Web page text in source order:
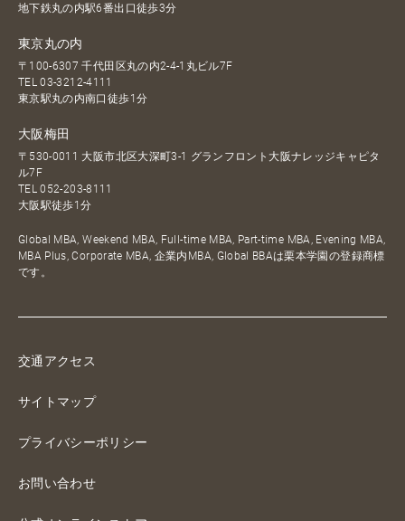
地下鉄丸の内駅6番出口徒歩3分
東京丸の内
〒100-6307 千代田区丸の内2-4-1丸ビル7F
TEL03-3212-4111
東京駅丸の内南口徒歩1分
大阪梅田
〒530-0011 大阪市北区大深町3-1 グランフロント大阪ナレッジキャピタ
ル7F
TEL052-203-8111
大阪駅徒歩1分
Global MBA, Weekend MBA, Full-time MBA, Part-time MBA, Evening MBA,
MBA Plus, Corporate MBA, 企業内MBA, Global BBAは栗本学園の登録商標
です。
交通アクセス
サイトマップ
プライバシーポリシー
お問い合わせ